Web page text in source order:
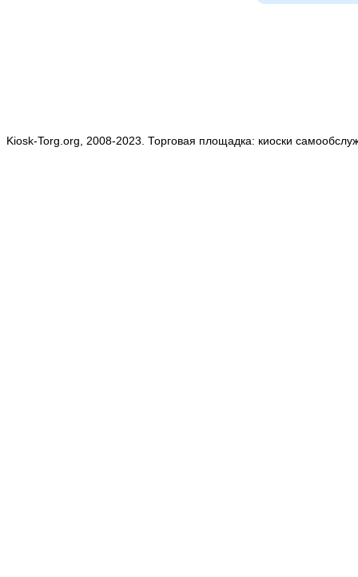
Kiosk-Torg.org, 2008-2023. Торговая площадка: киоски